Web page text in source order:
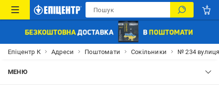
Епіцентр К Адреси Поштомати Сокільники № 234
МЕНЮ